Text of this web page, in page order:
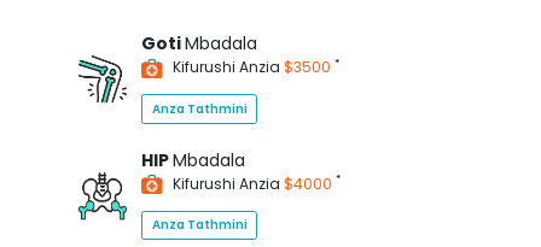
GotiMbadala
Kifurushi Anzia $3500 *
Anza Tathmini
HIPMbadala
Kifurushi Anzia $4000 *
Anza Tathmini